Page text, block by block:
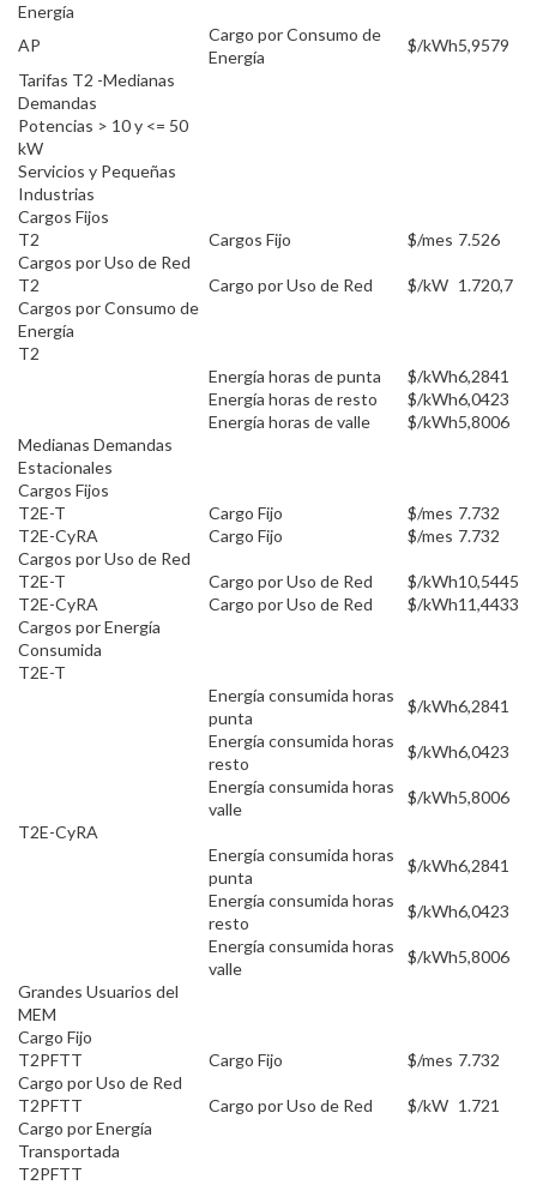
Energía
AP
Cargo por Consumo de
Energía
$/kWh5,9579
Tarifas T2 -Medianas
Demandas
Potencias > 10 y <= 50
kW
Servicios y Pequeñas
Industrias
Cargos Fijos
T2
Cargos Fijo $/mes 7.526
Cargos por Uso de Red
T2
Cargo por Uso de Red $/kW 1.720,7
Cargos por Consumo de
Energía
T2
Energía horas de punta
$/kWh6,2841
Energía horas de resto
$/kWh6,0423
Energía horas de valle
$/kWh5,8006
Medianas Demandas
Estacionales
Cargos Fijos
T2E-T
Cargo Fijo $/mes 7.732
T2E-CyRA
Cargo Fijo $/mes 7.732
Cargos por Uso de Red
T2E-T
Cargo por Uso de Red $/kWh10,5445
T2E-CyRA
Cargo por Uso de Red $/kWh11,4433
Cargos por Energía
Consumida
T2E-T
Energía consumida horas
punta
$/kWh6,2841
Energía consumida horas
resto
$/kWh6,0423
Energía consumida horas
valle
$/kWh5,8006
T2E-CyRA
Energía consumida horas
punta
$/kWh6,2841
Energía consumida horas
resto
$/kWh6,0423
Energía consumida horas
valle
$/kWh5,8006
Grandes Usuarios del
MEM
Cargo Fijo
T2PFTT
Cargo Fijo $/mes 7.732
Cargo por Uso de Red
T2PFTT
Cargo por Uso de Red $/kW 1.721
Cargo por Energía
Transportada
T2PFTT